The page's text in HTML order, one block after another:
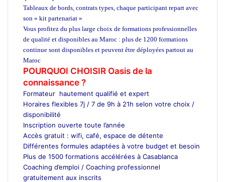
Tableaux de bords, contrats types, chaque participant repart avec
son « kit partenariat »
Vous profitez du plus large choix de formations professionnelles
de qualité et disponibles au Maroc : plus de 1200 formations
continue sont disponibles et peuvent être déployées partout au
Maroc
POURQUOI CHOISIR Oasis de la
connaissance ?
Formateur hautement qualifié et expert
Horaires flexibles 7j / 7 de 9h à 21h selon votre choix /
disponibilité
Inscription ouverte toute l’année
Accès gratuit : wifi, café, espace de détente
Différentes formules adaptées à votre budget et besoin
Plus de 1500 formations accélérées à Casablanca
Coaching d’emploi / Coaching professionnel
gratuitement aux inscrits